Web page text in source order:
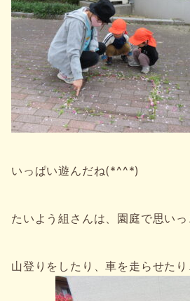
いっぱい遊んだね(*^^*)
たいよう組さんは、園庭で思い
山登りをしたり、車を走らせた